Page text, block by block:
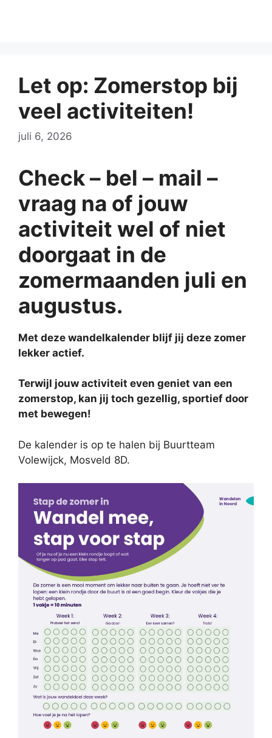
Let op: Zomerstop bij
veel activiteiten!
juli 6, 2026
Check – bel – mail –
vraag na of jouw
activiteit wel of niet
doorgaat in de
zomermaanden juli en
augustus.
Met deze wandelkalender blijf jij deze zomer
lekker actief.
Terwijl jouw activiteit even geniet van een
zomerstop, kan jij toch gezellig, sportief door
met bewegen!
De kalender is op te halen bij Buurtteam
Volewijck, Mosveld 8D.